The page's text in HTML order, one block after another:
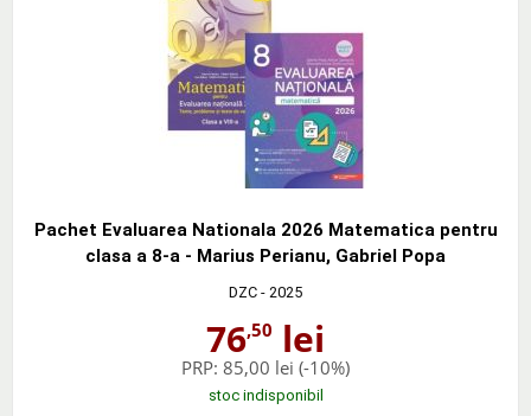
Pachet Evaluarea Nationala 2026 Matematica pentru
clasa a 8-a - Marius Perianu, Gabriel Popa
DZC - 2025
76,50 lei
PRP: 85,00 lei (-10%)
stoc indisponibil